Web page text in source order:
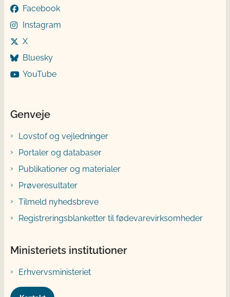
Facebook
Instagram
X
Bluesky
YouTube
Genveje
Lovstof og vejledninger
Portaler og databaser
Publikationer og materialer
Prøveresultater
Tilmeld nyhedsbreve
Registreringsblanketter til fødevarevirksomheder
Ministeriets institutioner
Erhvervsministeriet